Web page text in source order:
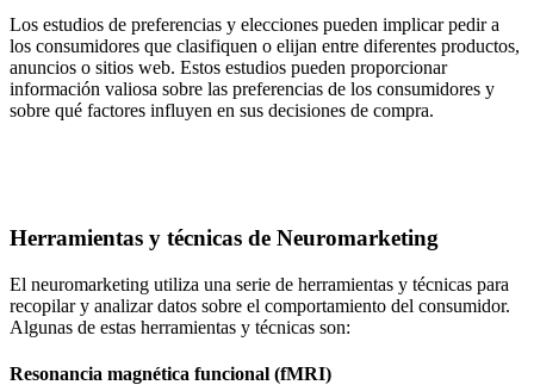
Los estudios de preferencias y elecciones pueden implicar pedir a
los consumidores que clasifiquen o elijan entre diferentes productos,
anuncios o sitios web. Estos estudios pueden proporcionar
información valiosa sobre las preferencias de los consumidores y
sobre qué factores influyen en sus decisiones de compra.
Herramientas y técnicas de Neuromarketing
El neuromarketing utiliza una serie de herramientas y técnicas para
recopilar y analizar datos sobre el comportamiento del consumidor.
Algunas de estas herramientas y técnicas son:
Resonancia magnética funcional (fMRI)